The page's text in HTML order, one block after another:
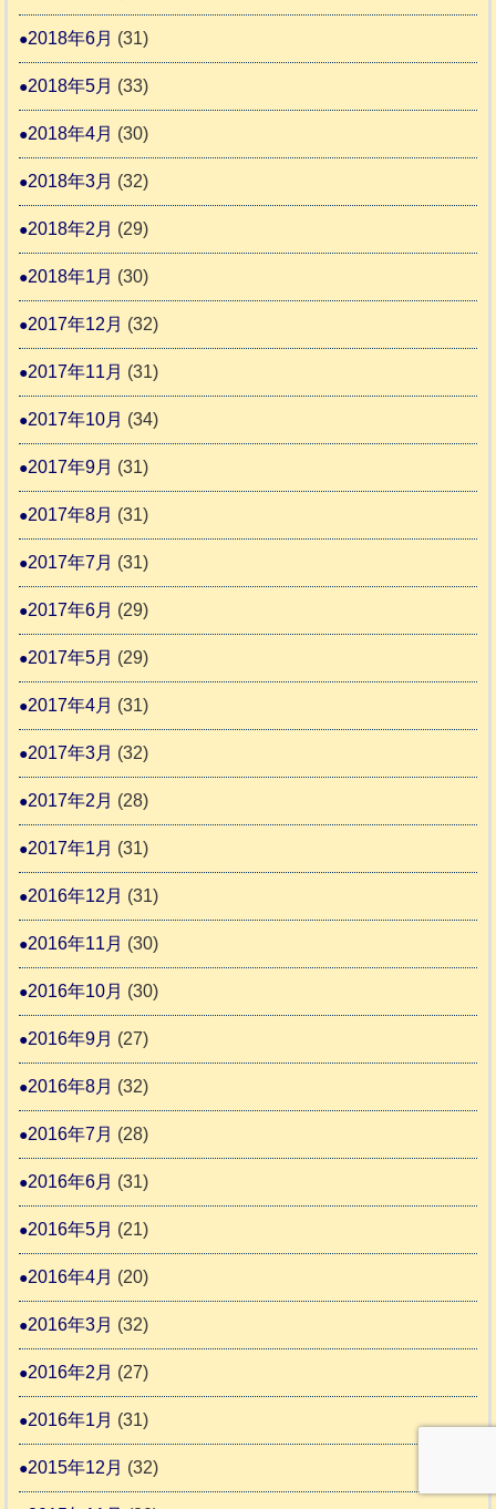
2018年6月 (31)
2018年5月 (33)
2018年4月 (30)
2018年3月 (32)
2018年2月 (29)
2018年1月 (30)
2017年12月 (32)
2017年11月 (31)
2017年10月 (34)
2017年9月 (31)
2017年8月 (31)
2017年7月 (31)
2017年6月 (29)
2017年5月 (29)
2017年4月 (31)
2017年3月 (32)
2017年2月 (28)
2017年1月 (31)
2016年12月 (31)
2016年11月 (30)
2016年10月 (30)
2016年9月 (27)
2016年8月 (32)
2016年7月 (28)
2016年6月 (31)
2016年5月 (21)
2016年4月 (20)
2016年3月 (32)
2016年2月 (27)
2016年1月 (31)
2015年12月 (32)